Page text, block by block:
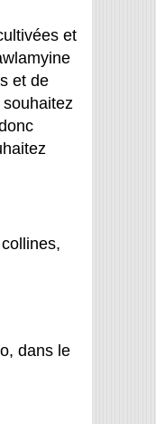
et
et de
souhaitez
dans le